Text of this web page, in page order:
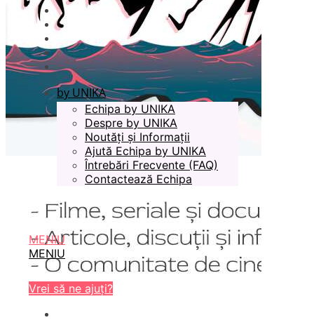
by UNIKA
Echipa by UNIKA
Despre by UNIKA
Noutăți și Informații
Ajută Echipa by UNIKA
Întrebări Frecvente (FAQ)
Contactează Echipa
MENIU
MENIU
Vrei să ne ajuți?